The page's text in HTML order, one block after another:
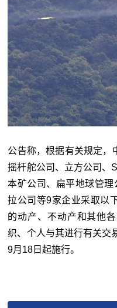
公告称，根据有关规定，
摇杆舵公司、立方公司、
本矿公司、扁平地球管
拉公司等9家企业采取以
的动产、不动产和其他
织、个人与其进行有关交
9月18日起施行。